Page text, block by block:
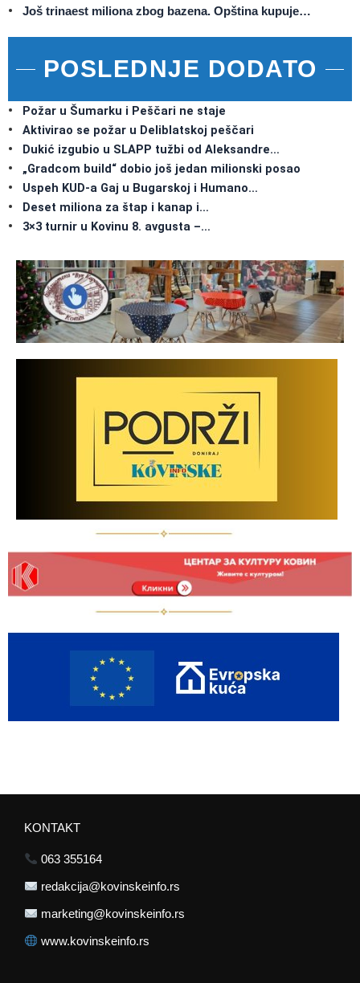
Još trinaest miliona zbog bazena. Opština kupuje…
POSLEDNJE DODATO
Požar u Šumarku i Peščari ne staje
Aktivirao se požar u Deliblatskoj peščari
Dukić izgubio u SLAPP tužbi od Aleksandre…
„Gradcom build“ dobio još jedan milionski posao
Uspeh KUD-a Gaj u Bugarskoj i Humano…
Deset miliona za štap i kanap i…
3×3 turnir u Kovinu 8. avgusta –…
KONTAKT
063 355164
redakcija@kovinskeinfo.rs
marketing@kovinskeinfo.rs
www.kovinskeinfo.rs